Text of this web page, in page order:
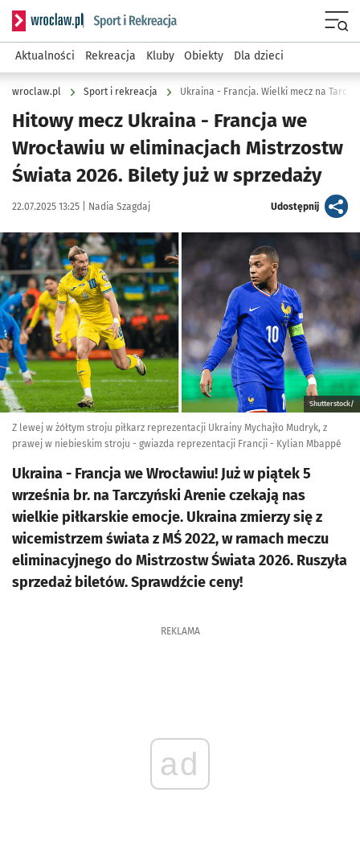
Serwis informacyjny wroclaw.pl podserwis: Sport i rekreacja
Aktualności Rekreacja Kluby Obiekty Dla dzieci
wroclaw.pl Sport i rekreacja Ukraina - Francja. Wielki mecz na
Hitowy mecz Ukraina - Francja we
Wrocławiu w eliminacjach Mistrzostw
Świata 2026. Bilety już w sprzedaży
Data publikacji:
22.07.2025 13:25 | Autor:
Nadia Szagdaj Udostępnijartykuł
Kliknij, aby powiększyć
Shutterstock/
Z lewej w żółtym stroju piłkarz reprezentacji Ukrainy Mychajło Mudryk, z
prawej w niebieskim stroju - gwiazda reprezentacji Francji - Kylian Mbappé
Ukraina - Francja we Wrocławiu! Już w piątek 5
września br. na Tarczyński Arenie czekają nas
wielkie piłkarskie emocje. Ukraina zmierzy się z
wicemistrzem świata z MŚ 2022, w ramach meczu
eliminacyjnego do Mistrzostw Świata 2026. Ruszyła
sprzedaż biletów. Sprawdźcie ceny!
REKLAMA
ad